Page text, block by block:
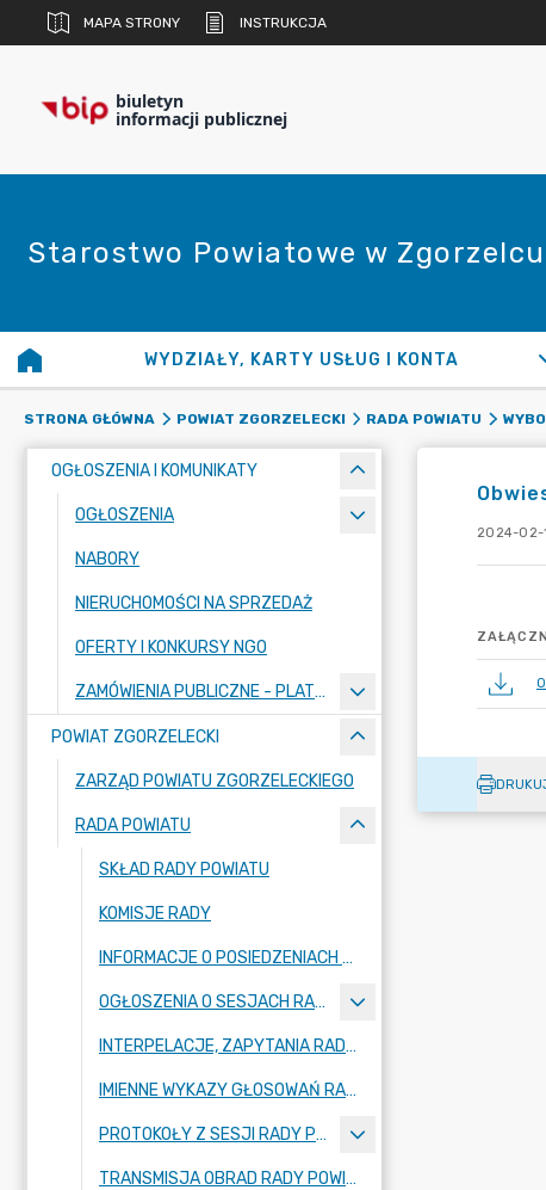
MAPA STRONY INSTRUKCJA
biuletyn
informacji publicznej
Starostwo Powiatowe w Zgorzelcu
WYDZIAŁY, KARTY USŁUG I KONTA
STRONA GŁÓWNA POWIAT ZGORZELECKI RADA POWIATU
OGŁOSZENIA I KOMUNIKATY
OGŁOSZENIA
NABORY
NIERUCHOMOŚCI NA SPRZEDAŻ
OFERTY I KONKURSY NGO
ZAMÓWIENIA PUBLICZNE - PLATFORMA ZAKUPOWA
POWIAT ZGORZELECKI
ZARZĄD POWIATU ZGORZELECKIEGO
RADA POWIATU
SKŁAD RADY POWIATU
KOMISJE RADY
INFORMACJE O POSIEDZENIACH KOMISJI
OGŁOSZENIA O SESJACH RADY POWIATU
INTERPELACJE, ZAPYTANIA RADNYCH
IMIENNE WYKAZY GŁOSOWAŃ RADNYCH
PROTOKOŁY Z SESJI RADY POWIATU ZGORZELECKIEGO
TRANSMISJA OBRAD RADY POWIATU ZGORZELECKIEGO
2024-02-